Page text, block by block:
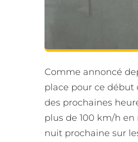
Comme annoncé
place pour ce début
des prochaines
plus de 100 km/h
nuit prochaine sur